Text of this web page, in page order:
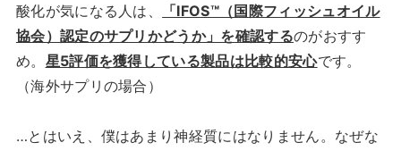
酸化が気になる人は、
「IFOS™（国際フィッシュオイル
協会）認定のサプリかどうか」を確認するのがおすす
め。 星5評価を獲得している製品は比較的安心です。
（海外サプリの場合）
…とはいえ、僕はあまり神経質にはなりません。なぜな